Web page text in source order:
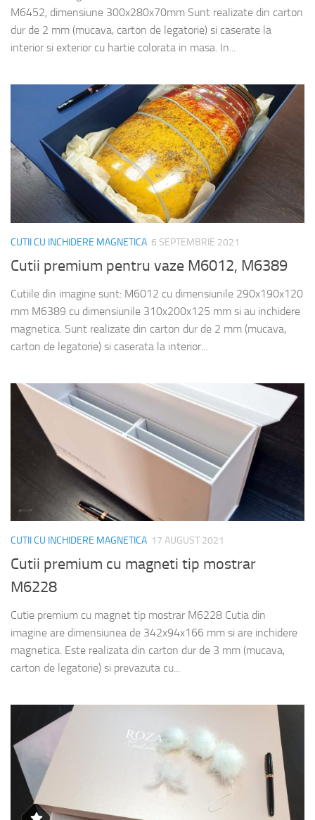
M6452, dimensiune 300x280x70mm Sunt realizate din carton
dur de 2 mm (mucava, carton de legatorie) si caserate la
interior si exterior cu hartie colorata in masa. In...
CUTII CU INCHIDERE MAGNETICA 6 SEPTEMBRIE 2021
Cutii premium pentru vaze M6012, M6389
Cutiile din imagine sunt: M6012 cu dimensiunile 290x190x120
mm M6389 cu dimensiunile 310x200x125 mm si au inchidere
magnetica. Sunt realizate din carton dur de 2 mm (mucava,
carton de legatorie) si caserata la interior...
CUTII CU INCHIDERE MAGNETICA 17 AUGUST 2021
Cutii premium cu magneti tip mostrar
M6228
Cutie premium cu magnet tip mostrar M6228 Cutia din
imagine are dimensiunea de 342x94x166 mm si are inchidere
magnetica. Este realizata din carton dur de 3 mm (mucava,
carton de legatorie) si prevazuta cu...